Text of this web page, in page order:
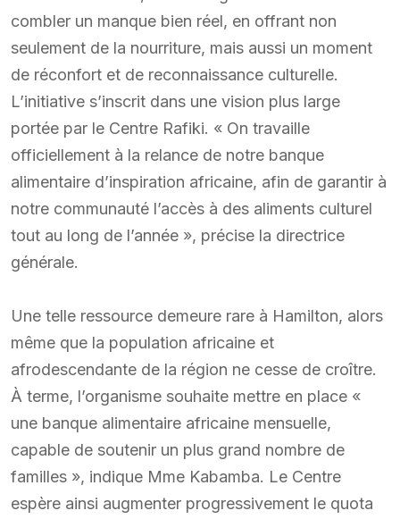
combler un manque bien réel, en offrant non
seulement de la nourriture, mais aussi un moment
de réconfort et de reconnaissance culturelle.
L’initiative s’inscrit dans une vision plus large
portée par le Centre Rafiki. « On travaille
officiellement à la relance de notre banque
alimentaire d’inspiration africaine, afin de garantir à
notre communauté l’accès à des aliments culturel
tout au long de l’année », précise la directrice
générale.
Une telle ressource demeure rare à Hamilton, alors
même que la population africaine et
afrodescendante de la région ne cesse de croître.
À terme, l’organisme souhaite mettre en place «
une banque alimentaire africaine mensuelle,
capable de soutenir un plus grand nombre de
familles », indique Mme Kabamba. Le Centre
espère ainsi augmenter progressivement le quota